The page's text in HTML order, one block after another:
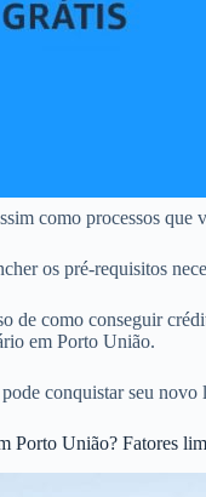
como processos
os pré-requisitos
de como conseguir
em Porto União.
conquistar seu
Porto União? Fatores